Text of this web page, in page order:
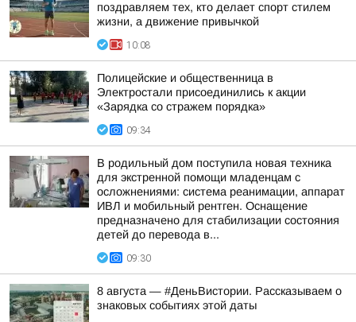
поздравляем тех, кто делает спорт стилем
жизни, а движение привычкой
10:08
Полицейские и общественница в
Электростали присоединились к акции
«Зарядка со стражем порядка»
09:34
В родильный дом поступила новая техника
для экстренной помощи младенцам с
осложнениями: система реанимации, аппарат
ИВЛ и мобильный рентген. Оснащение
предназначено для стабилизации состояния
детей до перевода в...
09:30
8 августа — #ДеньВистории. Рассказываем о
знаковых событиях этой даты